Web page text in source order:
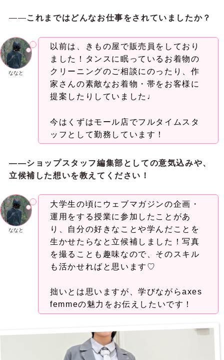
――これまではどんなお仕事をされていましたか？
ななと
以前は、きもの屋で販売員をしており
ました！タンスに眠っているお着物の
クリーニングのご相談にのったり、作
家さんの素敵なお着物・帯をお客様に
提案したりしていました♩
今はくずはモール店でフルタイムスタ
ッフとして勤務しています！
——ショップスタッフ編集部としての意気込みや、
立候補した想いを教えてください！
ななと
大学生の頃にウェブマガジンの企画・
運用をする授業に参加したことがあ
り、自分の好きなことや学んだことを
生かせたらなと立候補しました！写真
を撮ることも趣味なので、そのスキル
も活かせればと思います♡
拙いとは思いますが、学びながらaxes
femmeの魅力をお伝えしたいです！